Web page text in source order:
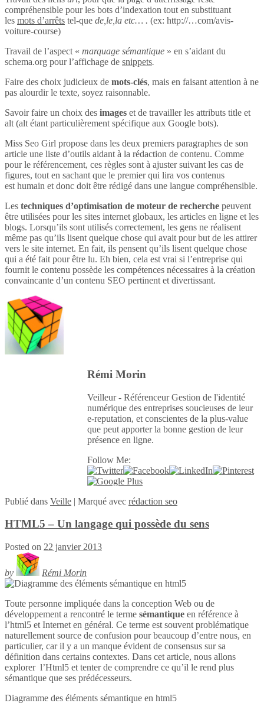
compréhensible pour les bots d’indexation tout en substituant
les mots d’arrêts tel-que de,le,la etc… . (ex: http://…com/avis-
voiture-course)
Travail de l’aspect « marquage sémantique » en s’aidant du
schema.org pour l’affichage de snippets.
Faire des choix judicieux de mots-clés, mais en faisant attention à ne
pas alourdir le texte, soyez raisonnable.
Savoir faire un choix des images et de travailler les attributs title et
alt (alt étant particulièrement spécifique aux Google bots).
Miss Seo Girl propose dans les deux premiers paragraphes de son
article une liste d’outils aidant à la rédaction de contenu. Comme
pour le référencement, ces règles sont à ajuster suivant les cas de
figures, tout en sachant que le premier qui lira vos contenus
est humain et donc doit être rédigé dans une langue compréhensible.
Les techniques d’optimisation de moteur de recherche peuvent
être utilisées pour les sites internet globaux, les articles en ligne et les
blogs. Lorsqu’ils sont utilisés correctement, les gens ne réalisent
même pas qu’ils lisent quelque chose qui avait pour but de les attirer
vers le site internet. En fait, ils pensent qu’ils lisent quelque chose
qui a été fait pour être lu. Eh bien, cela est vrai si l’entreprise qui
fournit le contenu possède les compétences nécessaires à la création
convaincante d’un contenu SEO pertinent et divertissant.
Rémi Morin
Veilleur - Référenceur Gestion de l'identité
numérique des entreprises soucieuses de leur
e-reputation, et conscientes de la plus-value
que peut apporter la bonne gestion de leur
présence en ligne.
Follow Me:
Publié dans Veille | Marqué avec rédaction seo
HTML5 – Un langage qui possède du sens
Posted on 22 janvier 2013
by Rémi Morin
Toute personne impliquée dans la conception Web ou de
développement a rencontré le terme sémantique en référence à
l’html5 et Internet en général. Ce terme est souvent problématique
naturellement source de confusion pour beaucoup d’entre nous, en
particulier, car il y a un manque évident de consensus sur sa
définition dans certains contextes. Dans cet article, nous allons
explorer l’Html5 et tenter de comprendre ce qu’il le rend plus
sémantique que ses prédécesseurs.
Diagramme des éléments sémantique en html5